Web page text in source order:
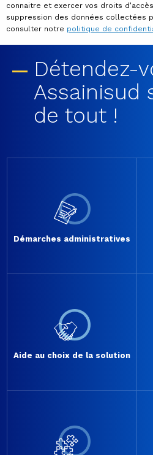
connaitre et exercer vos droits
suppression des données collectées
consulter notre politique de
Détendez-
Assainisud
de tout !
Démarches administratives
Aide au choix de la solution